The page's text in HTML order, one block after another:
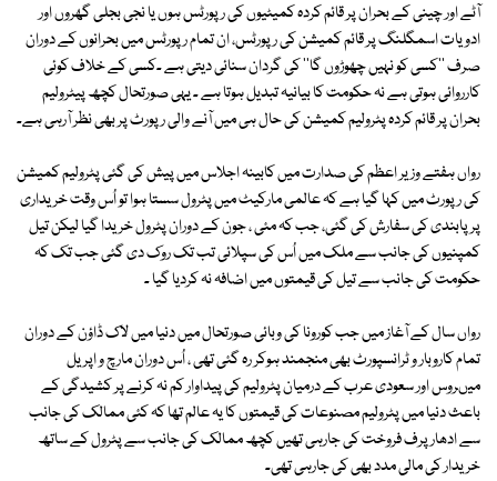
آٹے اور چینی کے بحران پر قائم کردہ کمیٹیوں کی رپورٹس ہوں یا نجی بجلی گھروں اور
ادویات اسمگلنگ پر قائم کمیشن کی رپورٹس، ان تمام رپورٹس میں بحرانوں کے دوران
صرف ''کسی کو نہیں چھوڑوں گا'' کی گردان سنائی دیتی ہے ۔کسی کے خلاف کوئی
کارروائی ہوتی ہے نہ حکومت کا بیانیہ تبدیل ہوتا ہے ۔ یہی صورتحال کچھ پیٹرولیم
بحران پر قائم کردہ پٹرولیم کمیشن کی حال ہی میں آنے والی رپورٹ پر بھی نظر آرہی ہے۔
رواں ہفتے وزیر اعظم کی صدارت میں کابینہ اجلاس میں پیش کی گئی پٹرولیم کمیشن
کی رپورٹ میں کہا گیا ہے کہ عالمی مارکیٹ میں پٹرول سستا ہوا تو اُس وقت خریداری
پر پابندی کی سفارش کی گئی، جب کہ مئی ، جون کے دوران پٹرول خریدا گیا لیکن تیل
کمپنیوں کی جانب سے ملک میں اُس کی سپلائی تب تک روک دی گئی جب تک کہ
حکومت کی جانب سے تیل کی قیمتوں میں اضافہ نہ کردیا گیا ۔
رواں سال کے آغاز میں جب کورونا کی وبائی صورتحال میں دنیا میں لاک ڈاؤن کے دوران
تمام کاروبار و ٹرانسپورٹ بھی منجمند ہوکر رہ گئی تھی ، اُس دوران مارچ و اپریل
میںروس اور سعودی عرب کے درمیان پٹرولیم کی پیداوار کم نہ کرنے پر کشیدگی کے
باعث دنیا میں پٹرولیم مصنوعات کی قیمتوں کا یہ عالم تھا کہ کئی ممالک کی جانب
سے ادھار پرف فروخت کی جارہی تھیں کچھ ممالک کی جانب سے پٹرول کے ساتھ
خریدار کی مالی مدد بھی کی جارہی تھی۔